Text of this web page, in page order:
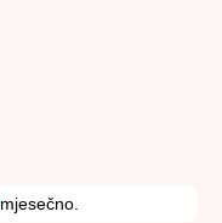
mjesečno.